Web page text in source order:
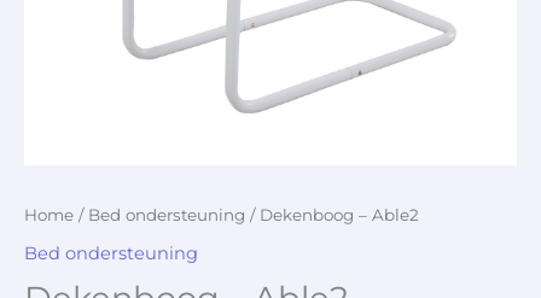
Home / Bed ondersteuning / Dekenboog – Able2
Bed ondersteuning